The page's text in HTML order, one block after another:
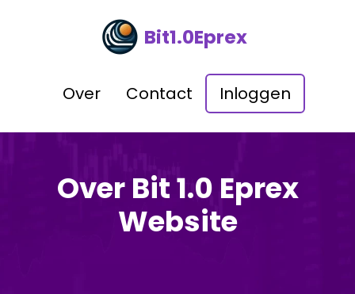
Bit1.0Eprex
Over Contact Inloggen
Over Bit 1.0 Eprex
Website